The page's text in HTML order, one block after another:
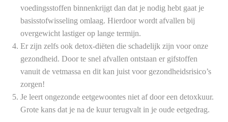
voedingsstoffen binnenkrijgt dan dat je nodig hebt gaat je
basisstofwisseling omlaag. Hierdoor wordt afvallen bij
overgewicht lastiger op lange termijn.
Er zijn zelfs ook detox-diëten die schadelijk zijn voor onze
gezondheid. Door te snel afvallen ontstaan er gifstoffen
vanuit de vetmassa en dit kan juist voor gezondheidsrisico’s
zorgen!
Je leert ongezonde eetgewoontes niet af door een detoxkuur.
Grote kans dat je na de kuur terugvalt in je oude eetgedrag.